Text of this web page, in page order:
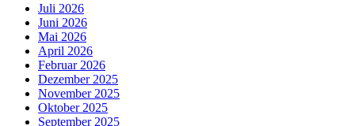
Juli 2026
Juni 2026
Mai 2026
April 2026
Februar 2026
Dezember 2025
November 2025
Oktober 2025
September 2025